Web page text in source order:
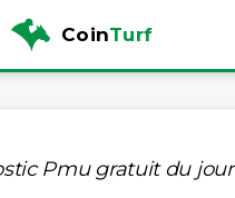
CoinTurf
Pmu gratuit du jour